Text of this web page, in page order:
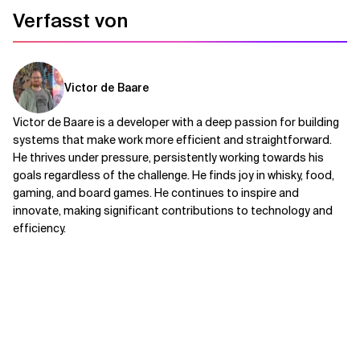
Verfasst von
Victor de Baare
Victor de Baare is a developer with a deep passion for building
systems that make work more efficient and straightforward.
He thrives under pressure, persistently working towards his
goals regardless of the challenge. He finds joy in whisky, food,
gaming, and board games. He continues to inspire and
innovate, making significant contributions to technology and
efficiency.